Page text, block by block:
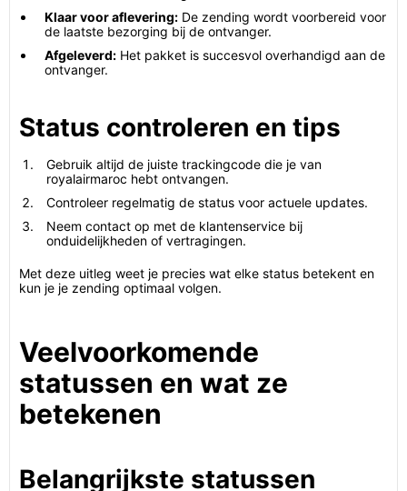
Klaar voor aflevering: De zending wordt voorbereid voor
de laatste bezorging bij de ontvanger.
Afgeleverd: Het pakket is succesvol overhandigd aan de
ontvanger.
Status controleren en tips
Gebruik altijd de juiste trackingcode die je van
royalairmaroc hebt ontvangen.
Controleer regelmatig de status voor actuele updates.
Neem contact op met de klantenservice bij
onduidelijkheden of vertragingen.
Met deze uitleg weet je precies wat elke status betekent en
kun je je zending optimaal volgen.
Veelvoorkomende
statussen en wat ze
betekenen
Belangrijkste statussen